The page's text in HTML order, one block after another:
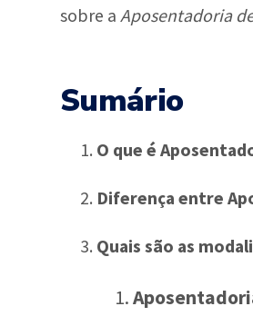
sobre a Aposentadoria
Sumário
O que é
Diferença entre
Quais são as